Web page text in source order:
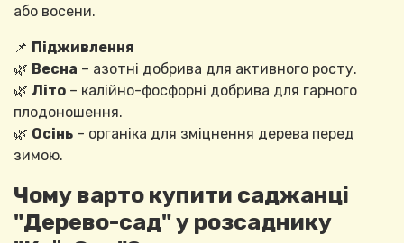
або восени.
📌 Підживлення
🌿 Весна – азотні добрива для активного росту.
🌿 Літо – калійно-фосфорні добрива для гарного
плодоношення.
🌿 Осінь – органіка для зміцнення дерева перед
зимою.
Чому варто купити саджанці
"Дерево-сад" у розсаднику